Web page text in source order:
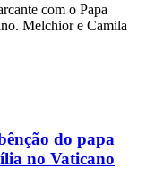
com o Papa
Melchior e Camila
do papa
no Vaticano